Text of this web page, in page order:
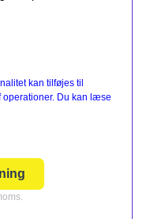
kan tilføjes til
operationer. Du kan læse